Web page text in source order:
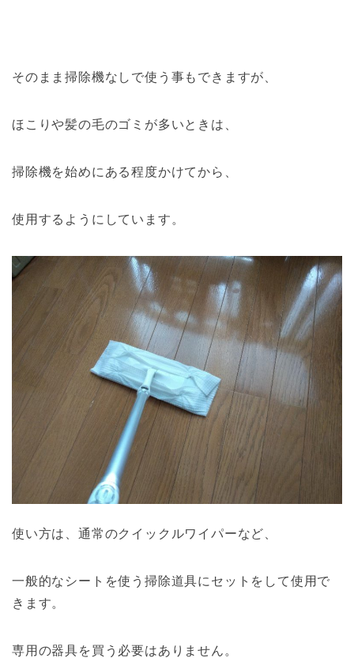
そのまま掃除機なしで使う事もできますが、
ほこりや髪の毛のゴミが多いときは、
掃除機を始めにある程度かけてから、
使用するようにしています。
使い方は、通常のクイックルワイパーなど、
一般的なシートを使う掃除道具にセットをして使用で
きます。
専用の器具を買う必要はありません。